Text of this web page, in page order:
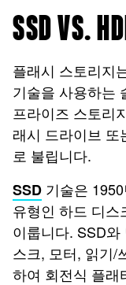
SSD VS.
플래시 스토리지
기술을 사용하는
프라이즈 스토리
래시 드라이브 또
로 불립니다.
SSD 기술은
유형인 하드 디스
이룹니다. SSD
스크, 모터, 읽기/
하여 회전식 플래